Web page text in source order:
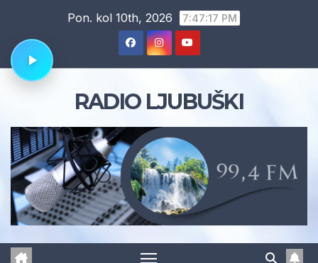
content
Pon. kol 10th, 2026 7:47:18 PM
RADIO LJUBUŠKI